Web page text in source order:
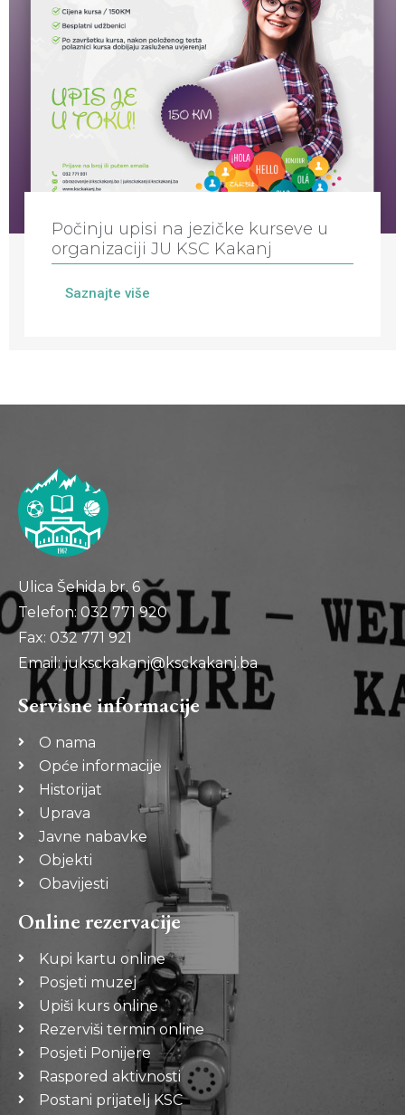
Počinju upisi na jezičke kurseve u
organizaciji JU KSC Kakanj
Saznajte više
Ulica Šehida br. 6
Telefon: 032 771 920
Fax: 032 771 921
Email: juksckakanj@ksckakanj.ba
Servisne informacije
O nama
Opće informacije
Historijat
Uprava
Javne nabavke
Objekti
Obavijesti
Online rezervacije
Kupi kartu online
Posjeti muzej
Upiši kurs online
Rezerviši termin online
Posjeti Ponijere
Raspored aktivnosti
Postani prijatelj KSC